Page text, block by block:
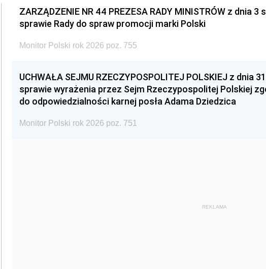
ZARZĄDZENIE NR 44 PREZESA RADY MINISTRÓW z dnia 3
sprawie Rady do spraw promocji marki Polski
Monitor Polski rok 2026 poz. 755
UCHWAŁA SEJMU RZECZYPOSPOLITEJ POLSKIEJ z dnia
sprawie wyrażenia przez Sejm Rzeczypospolitej Polskiej
do odpowiedzialności karnej posła Adama Dziedzica
Monitor Polski rok 2026 poz. 751
REKLAMA